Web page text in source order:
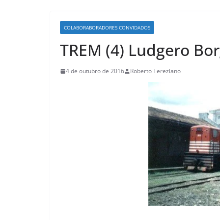
COLABORABORADORES CONVIDADOS
TREM (4) Ludgero
4 de outubro de 2016 Roberto Tereziano